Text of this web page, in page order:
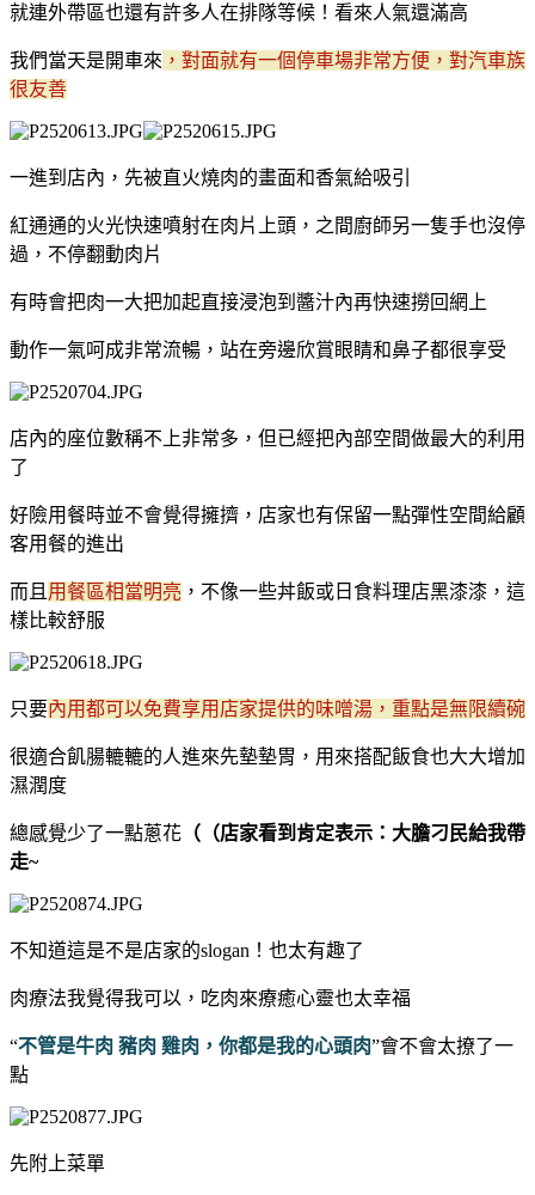
就連外帶區也還有許多人在排隊等候！看來人氣還滿高
我們當天是開車來 ，對面就有一個停車場非常方便，對汽車族
很友善
一進到店內，先被直火燒肉的畫面和香氣給吸引
紅通通的火光快速噴射在肉片上頭，之間廚師另一隻手也沒停
過，不停翻動肉片
有時會把肉一大把加起直接浸泡到醬汁內再快速撈回網上
動作一氣呵成非常流暢，站在旁邊欣賞眼睛和鼻子都很享受
店內的座位數稱不上非常多，但已經把內部空間做最大的利用
了
好險用餐時並不會覺得擁擠，店家也有保留一點彈性空間給顧
客用餐的進出
而且 用餐區相當明亮 ，不像一些丼飯或日食料理店黑漆漆，這
樣比較舒服
只要內用都可以免費享用店家提供的味噌湯，重點是無限續碗
很適合飢腸轆轆的人進來先墊墊胃，用來搭配飯食也大大增加
濕潤度
總感覺少了一點蔥花 （（店家看到肯定表示：大膽刁民給我帶
走~
不知道這是不是店家的slogan！也太有趣了
肉療法我覺得我可以，吃肉來療癒心靈也太幸福
“不管是牛肉 豬肉 雞肉，你都是我的心頭肉”會不會太撩了一
點
先附上菜單